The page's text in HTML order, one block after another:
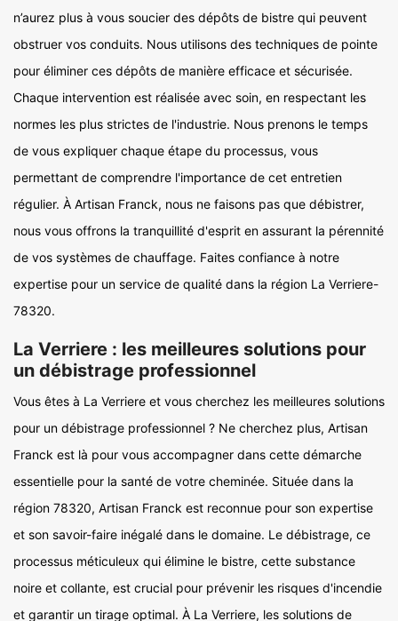
n’aurez plus à vous soucier des dépôts de bistre qui peuvent
obstruer vos conduits. Nous utilisons des techniques de pointe
pour éliminer ces dépôts de manière efficace et sécurisée.
Chaque intervention est réalisée avec soin, en respectant les
normes les plus strictes de l'industrie. Nous prenons le temps
de vous expliquer chaque étape du processus, vous
permettant de comprendre l'importance de cet entretien
régulier. À Artisan Franck, nous ne faisons pas que débistrer,
nous vous offrons la tranquillité d'esprit en assurant la pérennité
de vos systèmes de chauffage. Faites confiance à notre
expertise pour un service de qualité dans la région La Verriere-
78320.
La Verriere : les meilleures solutions pour
un débistrage professionnel
Vous êtes à La Verriere et vous cherchez les meilleures solutions
pour un débistrage professionnel ? Ne cherchez plus, Artisan
Franck est là pour vous accompagner dans cette démarche
essentielle pour la santé de votre cheminée. Située dans la
région 78320, Artisan Franck est reconnue pour son expertise
et son savoir-faire inégalé dans le domaine. Le débistrage, ce
processus méticuleux qui élimine le bistre, cette substance
noire et collante, est crucial pour prévenir les risques d'incendie
et garantir un tirage optimal. À La Verriere, les solutions de